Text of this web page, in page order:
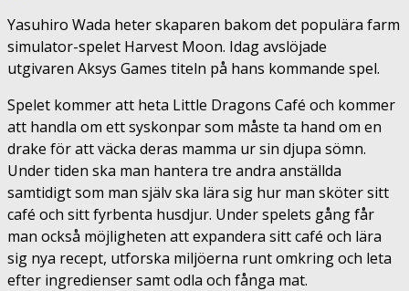
Yasuhiro Wada heter skaparen bakom det populära farm
simulator-spelet Harvest Moon. Idag avslöjade
utgivaren Aksys Games titeln på hans kommande spel.
Spelet kommer att heta Little Dragons Café och kommer
att handla om ett syskonpar som måste ta hand om en
drake för att väcka deras mamma ur sin djupa sömn.
Under tiden ska man hantera tre andra anställda
samtidigt som man själv ska lära sig hur man sköter sitt
café och sitt fyrbenta husdjur. Under spelets gång får
man också möjligheten att expandera sitt café och lära
sig nya recept, utforska miljöerna runt omkring och leta
efter ingredienser samt odla och fånga mat.